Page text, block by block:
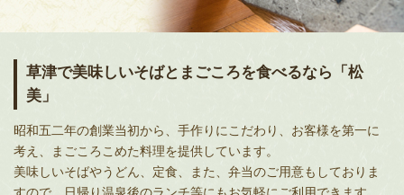
草津で美味しいそばとまごころを食べるなら「松
美」
昭和五二年の創業当初から、手作りにこだわり、お客様を第一に
考え、まごころこめた料理を提供しています。
美味しいそばやうどん、定食、また、弁当のご用意もしておりま